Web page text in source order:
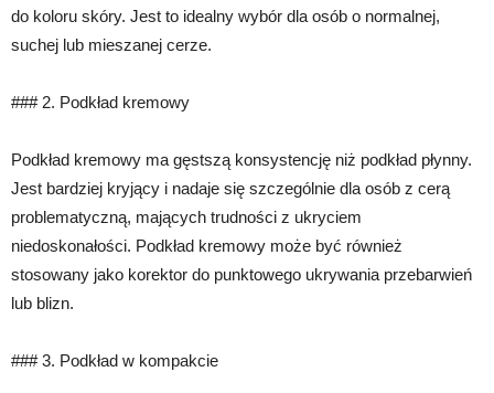
do koloru skóry. Jest to idealny wybór dla osób o normalnej,
suchej lub mieszanej cerze.
### 2. Podkład kremowy
Podkład kremowy ma gęstszą konsystencję niż podkład płynny.
Jest bardziej kryjący i nadaje się szczególnie dla osób z cerą
problematyczną, mających trudności z ukryciem
niedoskonałości. Podkład kremowy może być również
stosowany jako korektor do punktowego ukrywania przebarwień
lub blizn.
### 3. Podkład w kompakcie